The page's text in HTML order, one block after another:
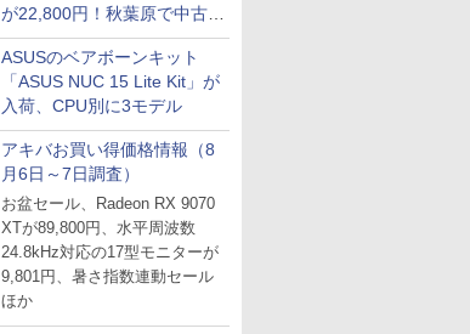
が22,800円！秋葉原で中古
PCセール
ASUSのベアボーンキット
「ASUS NUC 15 Lite Kit」が
入荷、CPU別に3モデル
アキバお買い得価格情報（8
月6日～7日調査）
お盆セール、Radeon RX 9070
XTが89,800円、水平周波数
24.8kHz対応の17型モニターが
9,801円、暑さ指数連動セール
ほか